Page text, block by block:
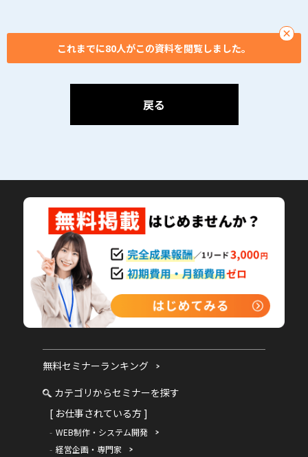
×
これまでに80人がこの資料を閲覧しました。
戻る
無料セミナーランキング
カテゴリからセミナーを探す
[ お仕事されている方 ]
WEB制作・システム開発
経営企画・専門家